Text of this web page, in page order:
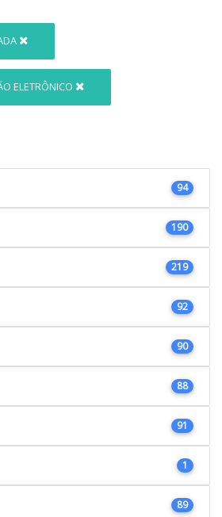
ELETRÔNICO
94
190
219
92
90
88
91
1
89